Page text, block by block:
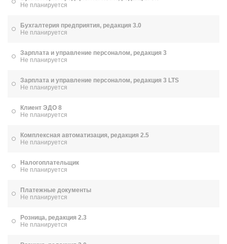
Не планируется
Бухгалтерия предприятия, редакция 3.0
Не планируется
Зарплата и управление персоналом, редакция 3
Не планируется
Зарплата и управление персоналом, редакция 3 LTS
Не планируется
Клиент ЭДО 8
Не планируется
Комплексная автоматизация, редакция 2.5
Не планируется
Налогоплательщик
Не планируется
Платежные документы
Не планируется
Розница, редакция 2.3
Не планируется